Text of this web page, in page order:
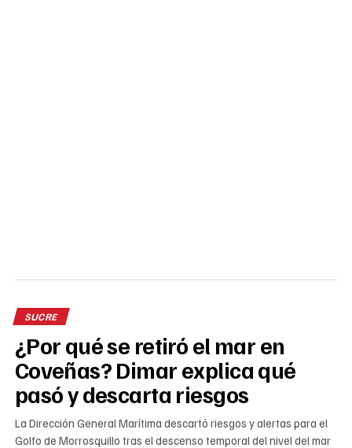
SUCRE
¿Por qué se retiró el mar en
Coveñas? Dimar explica qué
pasó y descarta riesgos
La Dirección General Marítima descartó riesgos y alertas para el
Golfo de Morrosquillo tras el descenso temporal del nivel del mar